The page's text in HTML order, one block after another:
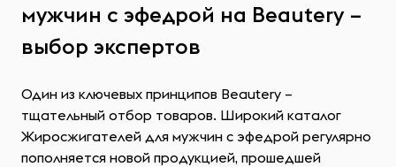
мужчин с эфедрой на Beautery –
выбор экспертов
Один из ключевых принципов Beautery –
тщательный отбор товаров. Широкий каталог
Жиросжигателей для мужчин с эфедрой регулярно
пополняется новой продукцией, прошедшей